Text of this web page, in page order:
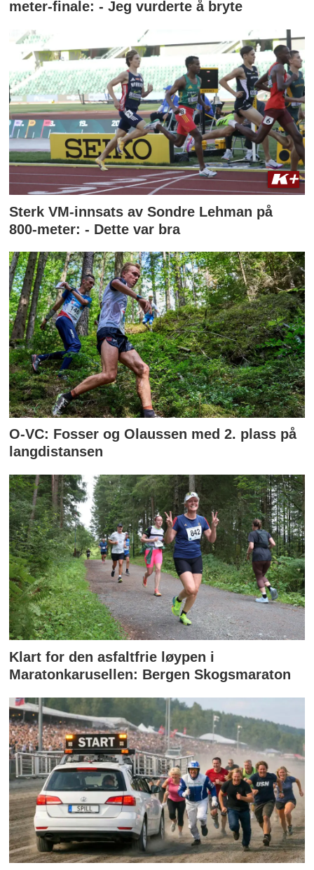
meter-finale: - Jeg vurderte å bryte
Sterk VM-innsats av Sondre Lehman på
800-meter: - Dette var bra
O-VC: Fosser og Olaussen med 2. plass på
langdistansen
Klart for den asfaltfrie løypen i
Maratonkarusellen: Bergen Skogsmaraton